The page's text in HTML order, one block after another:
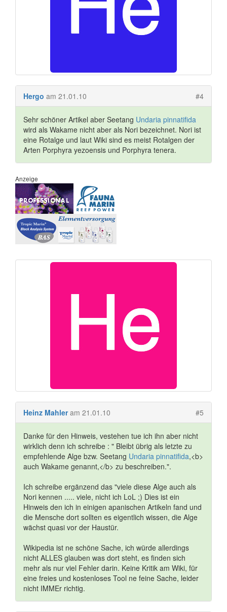
Hergo am 21.01.10 #4
Sehr schöner Artikel aber Seetang Undaria pinnatifida
wird als Wakame nicht aber als Nori bezeichnet. Nori ist
eine Rotalge und laut Wiki sind es meist Rotalgen der
Arten Porphyra yezoensis und Porphyra tenera.
Anzeige
Heinz Mahler am 21.01.10 #5
Danke für den Hinweis, vestehen tue ich ihn aber nicht
wirklich denn ich schreibe : " Bleibt übrig als letzte zu
empfehlende Alge bzw. Seetang Undaria pinnatifida,<b>
auch Wakame genannt,</b> zu beschreiben.".
Ich schreibe ergänzend das "viele diese Alge auch als
Nori kennen ..... viele, nicht ich LoL ;) Dies ist ein
Hinweis den ich in einigen apanischen Artikeln fand und
die Mensche dort sollten es eigentlich wissen, die Alge
wächst quasi vor der Haustür.
Wikipedia ist ne schöne Sache, ich würde allerdings
nicht ALLES glauben was dort steht, es finden sich
mehr als nur viel Fehler darin. Keine Kritik am Wiki, für
eine freies und kostenloses Tool ne feine Sache, leider
nicht IMMEr richtig.